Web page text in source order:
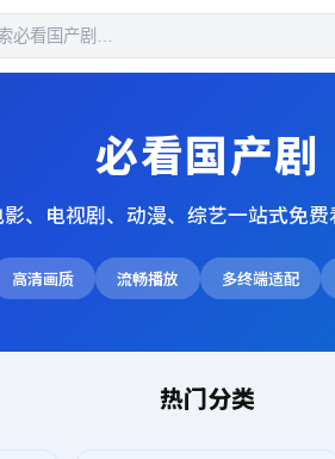
必看国产剧
、电视剧、动漫、综艺一站式免费
高清画质 流畅播放 多终端适配
热门分类